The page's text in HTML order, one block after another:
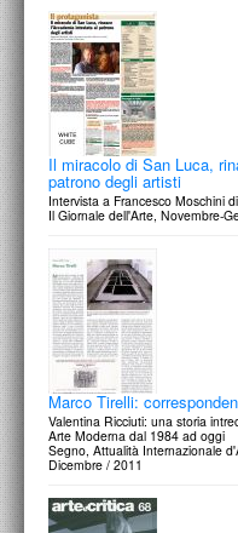
Il miracolo di San Luca,
patrono degli artisti
Intervista a Francesco Moschini
Il Giornale dell'Arte, Novembre-
Marco Tirelli:
Valentina Ricciuti: una storia
Arte Moderna dal 1984 ad oggi
Segno, Attualità Internazionale
Dicembre / 2011